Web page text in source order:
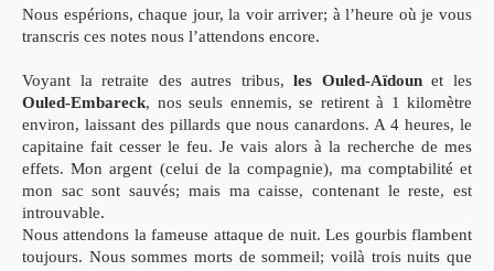
Nous espérions, chaque jour, la voir arriver; à l’heure où je vous
transcris ces notes nous l’attendons encore.
Voyant la retraite des autres tribus,les Ouled-Aïdounet les
Ouled-Embareck, nos seuls ennemis, se retirent à 1 kilomètre
environ, laissant des pillards que nous canardons. A 4 heures, le
capitaine fait cesser le feu. Je vais alors à la recherche de mes
effets. Mon argent (celui de la compagnie), ma comptabilité et
mon sac sont sauvés; mais ma caisse, contenant le reste, est
introuvable.
Nous attendons la fameuse attaque de nuit. Les gourbis flambent
toujours. Nous sommes morts de sommeil; voilà trois nuits que